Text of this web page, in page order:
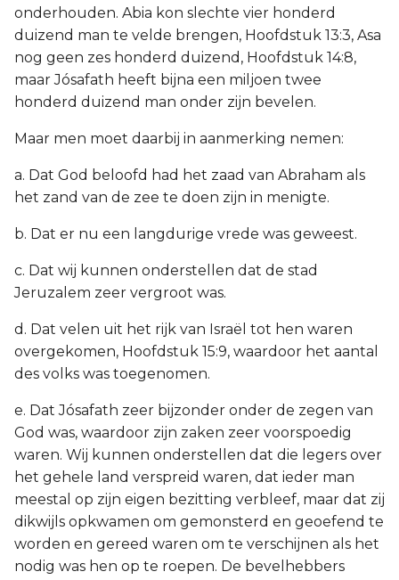
onderhouden. Abia kon slechte vier honderd
duizend man te velde brengen, Hoofdstuk 13:3, Asa
nog geen zes honderd duizend, Hoofdstuk 14:8,
maar Jósafath heeft bijna een miljoen twee
honderd duizend man onder zijn bevelen.
Maar men moet daarbij in aanmerking nemen:
a. Dat God beloofd had het zaad van Abraham als
het zand van de zee te doen zijn in menigte.
b. Dat er nu een langdurige vrede was geweest.
c. Dat wij kunnen onderstellen dat de stad
Jeruzalem zeer vergroot was.
d. Dat velen uit het rijk van Israël tot hen waren
overgekomen, Hoofdstuk 15:9, waardoor het aantal
des volks was toegenomen.
e. Dat Jósafath zeer bijzonder onder de zegen van
God was, waardoor zijn zaken zeer voorspoedig
waren. Wij kunnen onderstellen dat die legers over
het gehele land verspreid waren, dat ieder man
meestal op zijn eigen bezitting verbleef, maar dat zij
dikwijls opkwamen om gemonsterd en geoefend te
worden en gereed waren om te verschijnen als het
nodig was hen op te roepen. De bevelhebbers